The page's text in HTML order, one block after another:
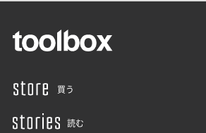
買う
読む